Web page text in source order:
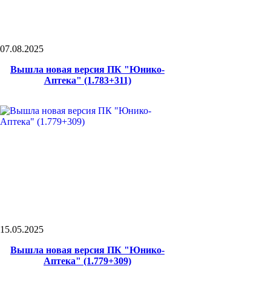
07.08.2025
Вышла новая версия ПК "Юнико-
Аптека" (1.783+311)
15.05.2025
Вышла новая версия ПК "Юнико-
Аптека" (1.779+309)